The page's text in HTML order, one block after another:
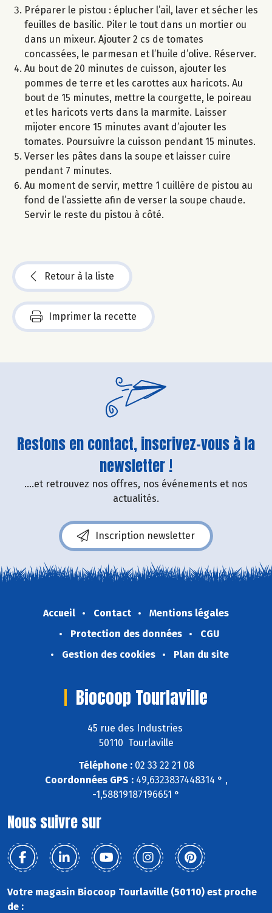
Préparer le pistou : éplucher l’ail, laver et sécher les
feuilles de basilic. Piler le tout dans un mortier ou
dans un mixeur. Ajouter 2 cs de tomates
concassées, le parmesan et l’huile d’olive. Réserver.
Au bout de 20 minutes de cuisson, ajouter les
pommes de terre et les carottes aux haricots. Au
bout de 15 minutes, mettre la courgette, le poireau
et les haricots verts dans la marmite. Laisser
mijoter encore 15 minutes avant d’ajouter les
tomates. Poursuivre la cuisson pendant 15 minutes.
Verser les pâtes dans la soupe et laisser cuire
pendant 7 minutes.
Au moment de servir, mettre 1 cuillère de pistou au
fond de l’assiette afin de verser la soupe chaude.
Servir le reste du pistou à côté.
Retour à la liste
Imprimer la recette
Restons en contact, inscrivez-vous à la
newsletter !
....et retrouvez nos offres, nos événements et nos
actualités.
Inscription newsletter
Accueil Contact
Mentions légales
Protection des données
CGU
Gestion des cookies
Plan du site
Biocoop Tourlaville
45 rue des Industries
50110 Tourlaville
Téléphone :02 33 22 21 08
Coordonnées GPS :49,6323837448314 ° ,
-1,58819187196651 °
Nous suivre sur
Votre magasin Biocoop Tourlaville (50110) est proche
de :